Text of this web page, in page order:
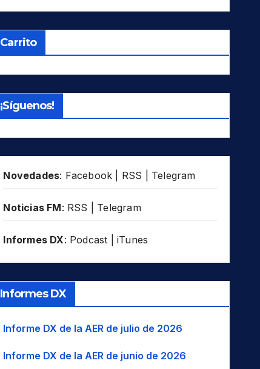
Carrito
¡Síguenos!
Novedades: Facebook RSS Telegram
Noticias FM: RSS Telegram
Informes DX: Podcast iTunes
Informes DX
Informe DX de la AER de julio de 2026
Informe DX de la AER de junio de 2026